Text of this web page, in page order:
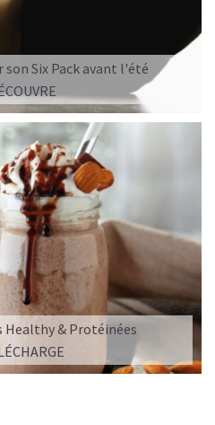
Six Pack avant l'été
Healthy & Protéinées